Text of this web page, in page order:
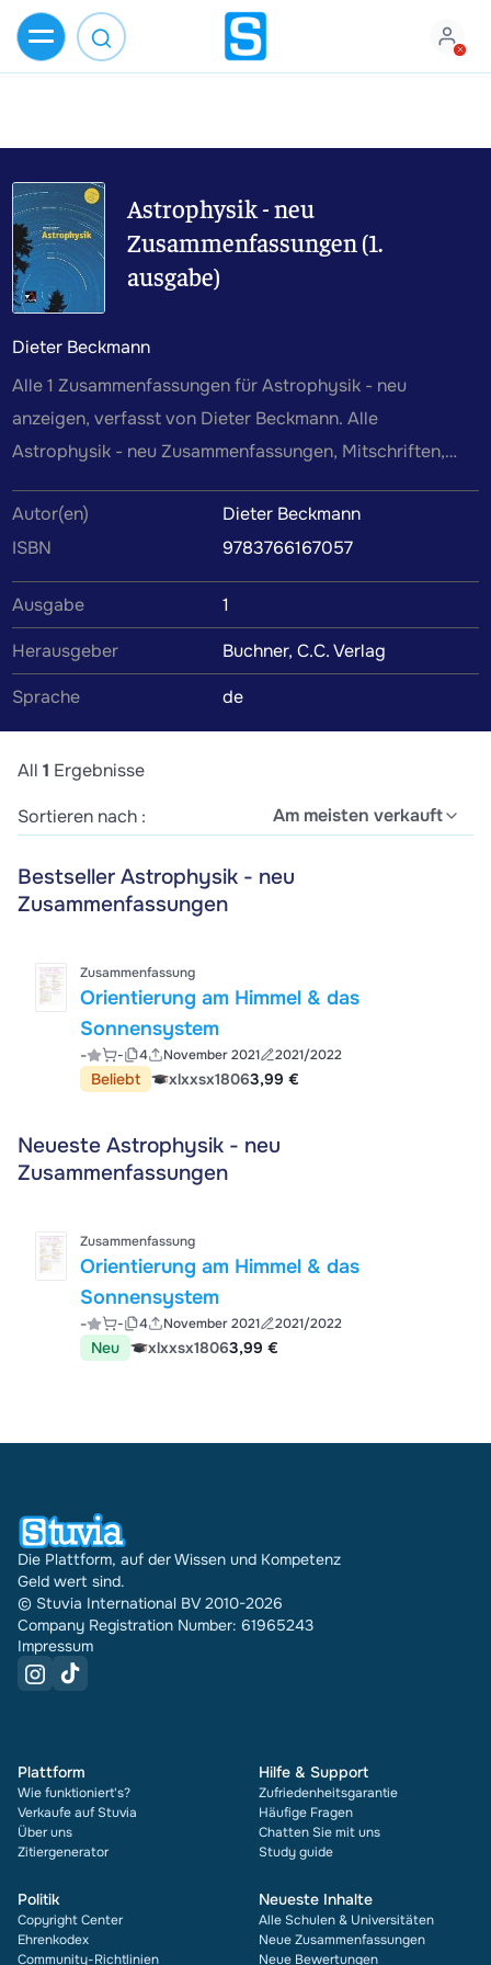
Astrophysik - neu
Zusammenfassungen (1.
ausgabe)
Dieter Beckmann
Alle 1 Zusammenfassungen für Astrophysik - neu
anzeigen, verfasst von Dieter Beckmann. Alle
Astrophysik - neu Zusammenfassungen, Mitschriften,
werden von Kommilitonen oder Tutoren verfasst, um dir
das Verständnis des Lehrbuchinhalts zu erleichtern.
Wenn du die Zusammenfassung findest, die perfekt zu
deinem Lernstil passt, wird das Lernen zum Kinderspiel.
Autor(en)
Dieter Beckmann
ISBN
9783766167057
Ausgabe
1
Herausgeber
Buchner, C.C. Verlag
Sprache
de
All 1 Ergebnisse
Sortieren nach :
Am meisten verkauft
Bestseller Astrophysik - neu
Zusammenfassungen
Zusammenfassung
Orientierung am Himmel & das
Sonnensystem
- - 4 November 2021 2021/2022
Beliebt xlxxsx18063,99 €
Neueste Astrophysik - neu
Zusammenfassungen
Zusammenfassung
Orientierung am Himmel & das
Sonnensystem
- - 4 November 2021 2021/2022
Neu xlxxsx18063,99 €
Die Plattform, auf der Wissen und Kompetenz
Geld wert sind.
© Stuvia International BV 2010-2026
Company Registration Number: 61965243
Impressum
Plattform
Wie funktioniert's?
Verkaufe auf Stuvia
Über uns
Zitiergenerator
Hilfe & Support
Zufriedenheitsgarantie
Häufige Fragen
Chatten Sie mit uns
Study guide
Politik
Copyright Center
Ehrenkodex
Community-Richtlinien
Neueste Inhalte
Alle Schulen & Universitäten
Neue Zusammenfassungen
Neue Bewertungen